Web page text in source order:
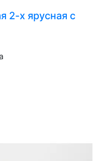
2-х ярусная с